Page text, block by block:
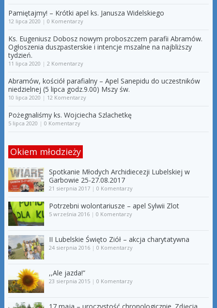
Pamiętajmy! – Krótki apel ks. Janusza Widelskiego
12 lipca 2020 | 0 Komentarzy
Ks. Eugeniusz Dobosz nowym proboszczem parafii Abramów.
Ogłoszenia duszpasterskie i intencje mszalne na najbliższy
tydzień.
11 lipca 2020 | 2 Komentarzy
Abramów, kościół parafialny – Apel Sanepidu do uczestników
niedzielnej (5 lipca godz.9.00) Mszy św.
10 lipca 2020 | 12 Komentarzy
Pożegnaliśmy ks. Wojciecha Szlachetkę
5 lipca 2020 | 0 Komentarzy
Okiem młodzieży
Spotkanie Młodych Archidiecezji Lubelskiej w
Garbowie 25-27.08.2017
21 sierpnia 2017| 0 Komentarzy
Potrzebni wolontariusze – apel Sylwii Zlot
5 września 2016| 0 Komentarzy
II Lubelskie Święto Ziół – akcja charytatywna
24 sierpnia 2016| 0 Komentarzy
,,Ale jazda!”
23 sierpnia 2015| 0 Komentarzy